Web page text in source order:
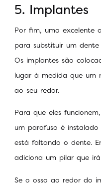
5. Implantes
Por fim, uma excelente
para substituir um
Os implantes são
lugar à medida que um
ao seu redor.
Para que eles
um parafuso é
está faltando o dente.
adiciona um pilar que
Se o osso ao redor do